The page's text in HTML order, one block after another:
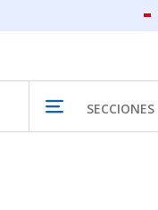
SECCIONES